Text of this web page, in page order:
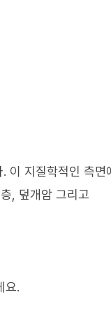
이 지질학적인 측면
, 덮개암 그리고
요.